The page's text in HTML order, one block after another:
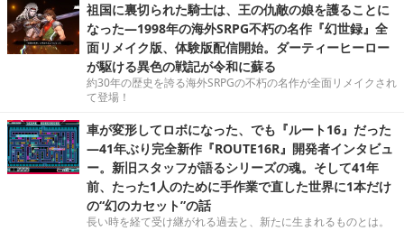
祖国に裏切られた騎士は、王の仇敵の娘を護ることに
なった―1998年の海外SRPG不朽の名作『幻世録』全
面リメイク版、体験版配信開始。ダーティーヒーロー
が駆ける異色の戦記が令和に蘇る
約30年の歴史を誇る海外SRPGの不朽の名作が全面リメイクされ
て登場！
車が変形してロボになった、でも『ルート16』だった
―41年ぶり完全新作『ROUTE16R』開発者インタビュ
ー。新旧スタッフが語るシリーズの魂。そして41年
前、たった1人のために手作業で直した世界に1本だけ
の“幻のカセット”の話
長い時を経て受け継がれる過去と、新たに生まれるものとは。